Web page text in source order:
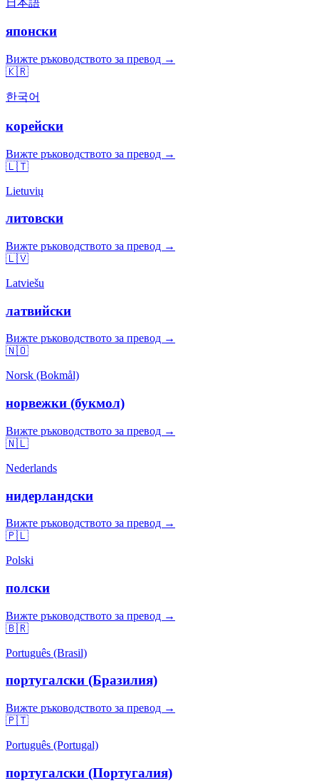
японски
Вижте ръководството за превод →
🇰🇷
한국어
корейски
Вижте ръководството за превод →
🇱🇹
Lietuvių
литовски
Вижте ръководството за превод →
🇱🇻
Latviešu
латвийски
Вижте ръководството за превод →
🇳🇴
Norsk (Bokmål)
норвежки (букмол)
Вижте ръководството за превод →
🇳🇱
Nederlands
нидерландски
Вижте ръководството за превод →
🇵🇱
Polski
полски
Вижте ръководството за превод →
🇧🇷
Português (Brasil)
португалски (Бразилия)
Вижте ръководството за превод →
🇵🇹
Português (Portugal)
португалски (Португалия)